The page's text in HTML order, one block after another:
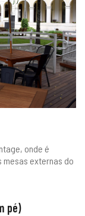
onde é
externas do
pé)